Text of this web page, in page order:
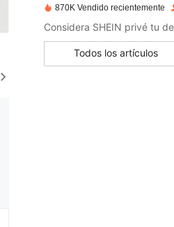
4.93
870K Vendido recientemente
Todos los artículos